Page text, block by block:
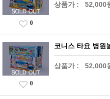
상품가 : 52,000
0
코니스 타요 병원
상품가 : 52,000
0